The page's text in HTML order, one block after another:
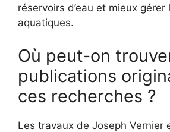
réservoirs d’eau et mieux
aquatiques.
Où peut-on
publications
ces recherches ?
Les travaux de Joseph Vernier